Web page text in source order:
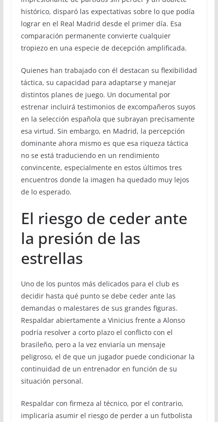
histórico, disparó las expectativas sobre lo que podía
lograr en el Real Madrid desde el primer día. Esa
comparación permanente convierte cualquier
tropiezo en una especie de decepción amplificada.
Quienes han trabajado con él destacan su flexibilidad
táctica, su capacidad para adaptarse y manejar
distintos planes de juego. Un documental por
estrenar incluirá testimonios de excompañeros suyos
en la selección española que subrayan precisamente
esa virtud. Sin embargo, en Madrid, la percepción
dominante ahora mismo es que esa riqueza táctica
no se está traduciendo en un rendimiento
convincente, especialmente en estos últimos tres
encuentros donde la imagen ha quedado muy lejos
de lo esperado.
El riesgo de ceder ante
la presión de las
estrellas
Uno de los puntos más delicados para el club es
decidir hasta qué punto se debe ceder ante las
demandas o malestares de sus grandes figuras.
Respaldar abiertamente a Vinicius frente a Alonso
podría resolver a corto plazo el conflicto con el
brasileño, pero a la vez enviaría un mensaje
peligroso, el de que un jugador puede condicionar la
continuidad de un entrenador en función de su
situación personal.
Respaldar con firmeza al técnico, por el contrario,
implicaría asumir el riesgo de perder a un futbolista